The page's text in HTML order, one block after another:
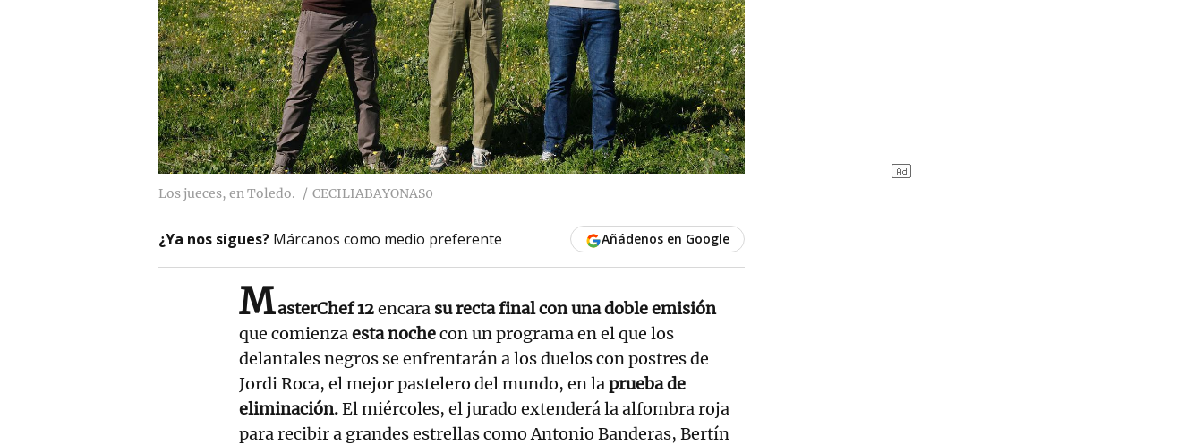
Los jueces, en Toledo. CECILIABAYONAS0
¿Ya nos sigues? Márcanos como medio preferente Añádenos en Google
MasterChef 12encara su recta final con una doble emisión
que comienzaesta nochecon un programa en el que los
delantales negros se enfrentarán a los duelos con postres de
Jordi Roca, el mejor pastelero del mundo, en laprueba de
eliminación.El miércoles, el jurado extenderá la alfombra roja
para recibir a grandes estrellas como Antonio Banderas, Bertín